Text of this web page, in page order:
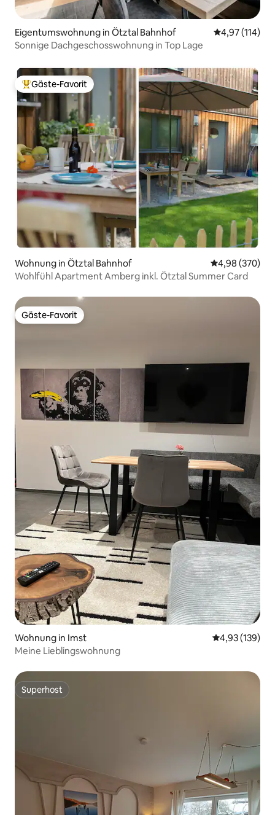
Eigentumswohnung in Ötztal Bahnhof
4,97 (114)
Sonnige Dachgeschosswohnung in Top Lage
Beliebter Gäste-Favorit.
Gäste-Favorit
Wohnung in Ötztal Bahnhof
4,98 (370)
Wohlfühl Apartment Amberg inkl. Ötztal Summer Card
Gäste-Favorit
Gäste-Favorit
Wohnung in Imst
4,93 (139)
Meine Lieblingswohnung
Superhost
Superhost